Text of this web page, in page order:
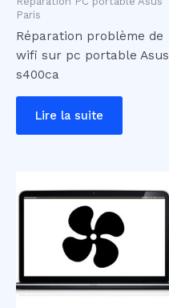
Paris
Réparation problème de
wifi sur pc portable Asus
s400ca
Lire la suite